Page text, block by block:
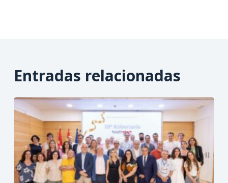
Entradas relacionadas